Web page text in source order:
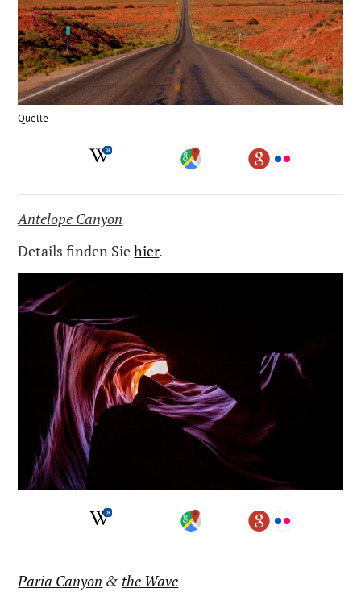
Quelle
Antelope Canyon
Details finden Siehier.
Paria Canyon & the Wave